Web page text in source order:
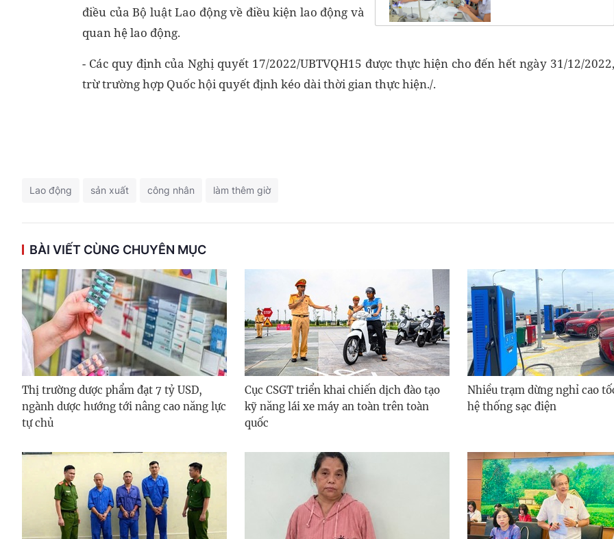
điều của Bộ luật Lao động về điều kiện lao động và
quan hệ lao động.
- Các quy định của Nghị quyết 17/2022/UBTVQH15 được thực hiện cho đến hết ngày 31/12/2022,
trừ trường hợp Quốc hội quyết định kéo dài thời gian thực hiện./.
Lao động sản xuất công nhân làm thêm giờ
BÀI VIẾT CÙNG CHUYÊN MỤC
Thị trường dược phẩm đạt 7 tỷ USD,
ngành dược hướng tới nâng cao năng lực
tự chủ
Cục CSGT triển khai chiến dịch đào tạo
kỹ năng lái xe máy an toàn trên toàn
quốc
Nhiều trạm dừng nghỉ cao
hệ thống sạc điện